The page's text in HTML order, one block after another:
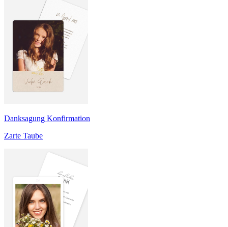
Danksagung Konfirmation
Zarte Taube